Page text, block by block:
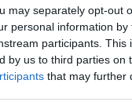
may separately opt-out
personal information
participants.
by us to third parties on
that may further
στο πλαίσιο της
Συνεργιστικών και
εργαλείων